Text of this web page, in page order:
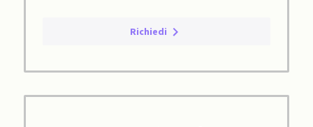
Richiedi